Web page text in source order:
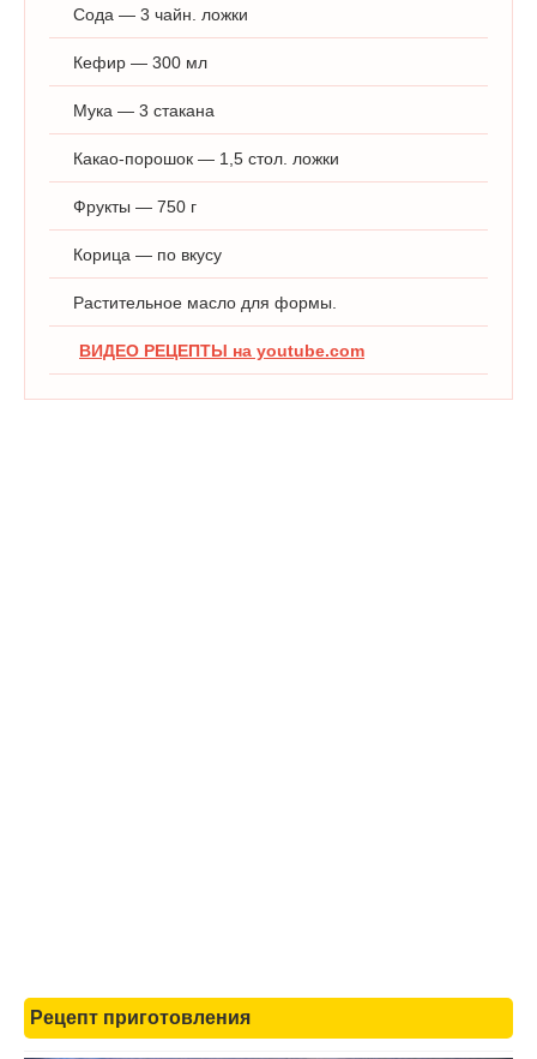
Сода — 3 чайн. ложки
Кефир — 300 мл
Мука — 3 стакана
Какао-порошок — 1,5 стол. ложки
Фрукты — 750 г
Корица — по вкусу
Растительное масло для формы.
ВИДЕО РЕЦЕПТЫ на youtube.com
Рецепт приготовления